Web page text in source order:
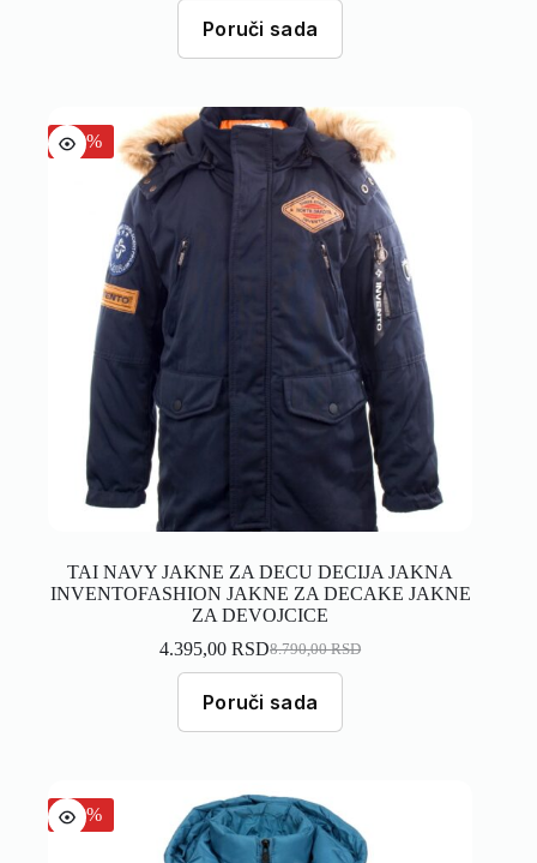
Poruči sada
-50%
TAI NAVY JAKNE ZA DECU DECIJA JAKNA
INVENTOFASHION JAKNE ZA DECAKE JAKNE
ZA DEVOJCICE
8.790,00RSD
4.395,00RSD
Poruči sada
-40%